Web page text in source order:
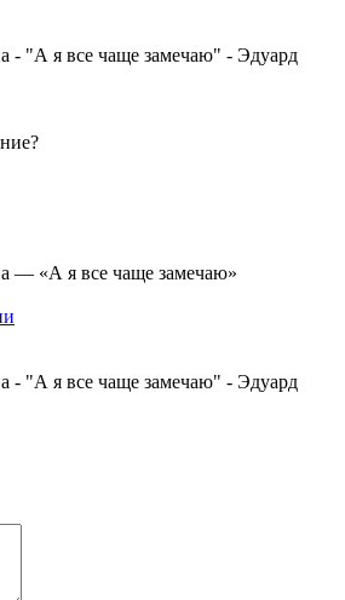
- "А я все чаще замечаю" - Эдуард
— «А я все чаще замечаю»
- "А я все чаще замечаю" - Эдуард